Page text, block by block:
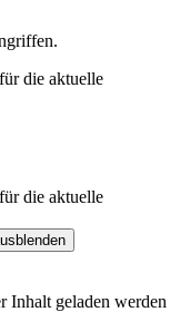
die aktuelle
die aktuelle
Inhalt geladen werden